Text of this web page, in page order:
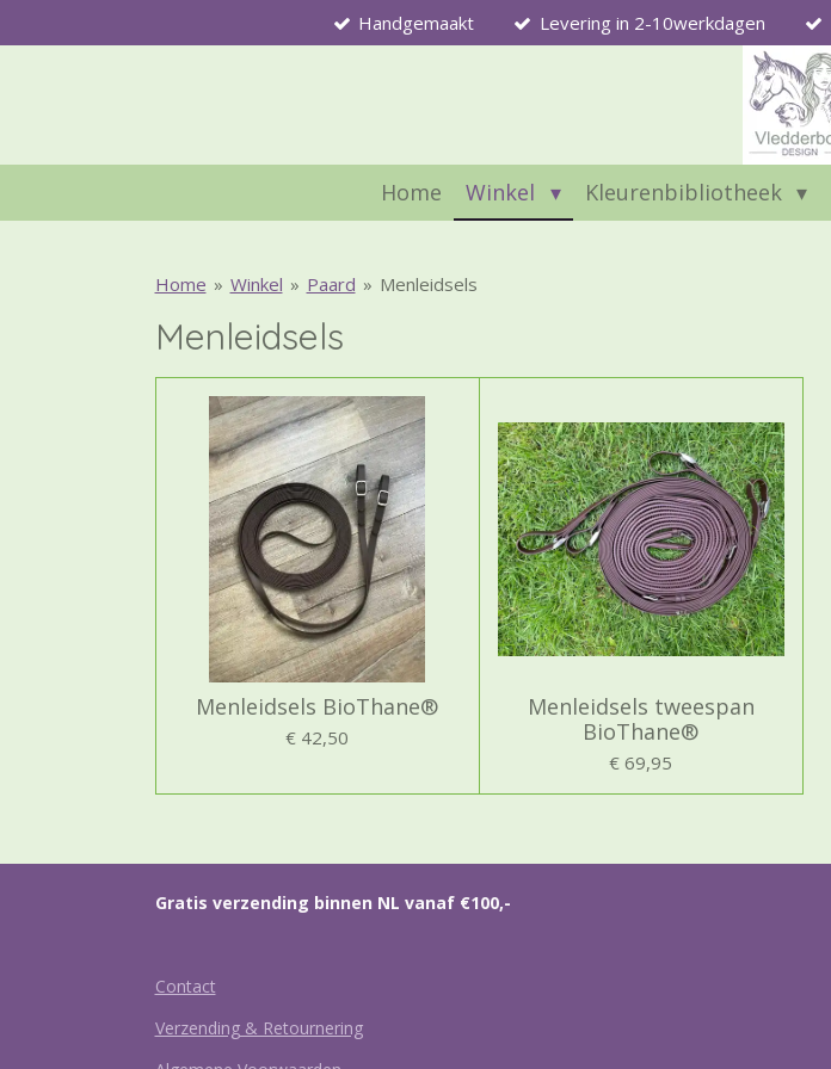
direct
Handgemaakt Levering in 2-10werkdagen
Home Winkel Kleurenbibliotheek
Home » Winkel » Paard » Menleidsels
Menleidsels
Menleidsels BioThane®
€ 42,50
Menleidsels tweespan
BioThane®
€ 69,95
Gratis verzending binnen NL vanaf €100,-
Contact
Verzending & Retournering